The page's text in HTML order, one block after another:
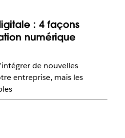
: 4 façons
numérique
de nouvelles
entreprise, mais les